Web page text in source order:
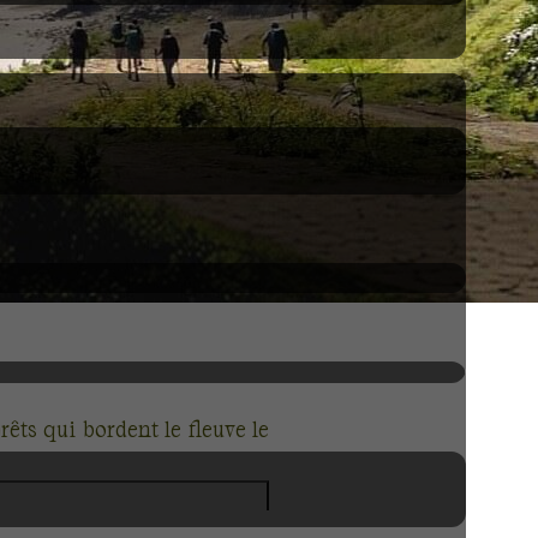
qui bordent le fleuve le
Atlantique.